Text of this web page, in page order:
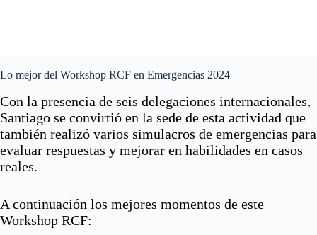
Lo mejor del Workshop RCF en Emergencias 2024
Con la presencia de seis delegaciones internacionales,
Santiago se convirtió en la sede de esta actividad que
también realizó varios simulacros de emergencias para
evaluar respuestas y mejorar en habilidades en casos
reales.
A continuación los mejores momentos de este
Workshop RCF: